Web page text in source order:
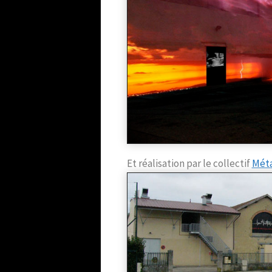
Et réalisation par le collectif